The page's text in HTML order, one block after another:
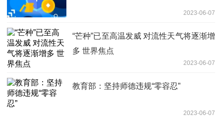
2023-06-07
“芒种”已至高温发威 对流性天气将逐渐增
多 世界焦点
2023-06-07
教育部：坚持师德违规“零容忍”
2023-06-07